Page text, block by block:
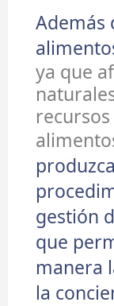
Además
ya que
gestión
que
manera
la